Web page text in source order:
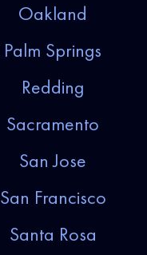
Oakland
Palm Springs
Redding
Sacramento
San Jose
San Francisco
Santa Rosa